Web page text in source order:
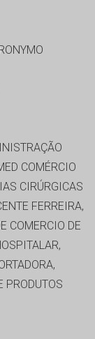
COMÉRCIO
CIRÚRGICAS
FERREIRA,
COMERCIO DE
PRODUTOS